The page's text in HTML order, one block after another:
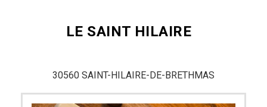
LE SAINT HILAIRE
30560 SAINT-HILAIRE-DE-BRETHMAS